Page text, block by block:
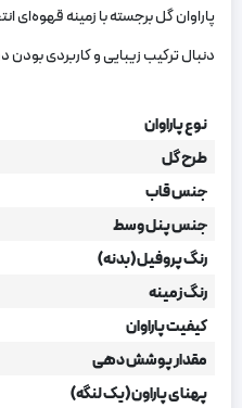
پاراوان گل برجسته با زمینه قهوه‌ای
دنبال ترکیب زیبایی و کاربردی
نوع پاراوان
طرح گل
جنس قاب
جنس پنل وسط
رنگ پروفیل (بدنه)
رنگ زمینه
کیفیت پاراوان
مقدار پوشش دهی
پهنای پاراون (یک لنگه)